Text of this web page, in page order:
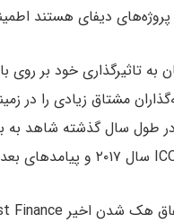
دیفای هستند
مشتاق زیادی را در
طول سال گذشته شاهد به